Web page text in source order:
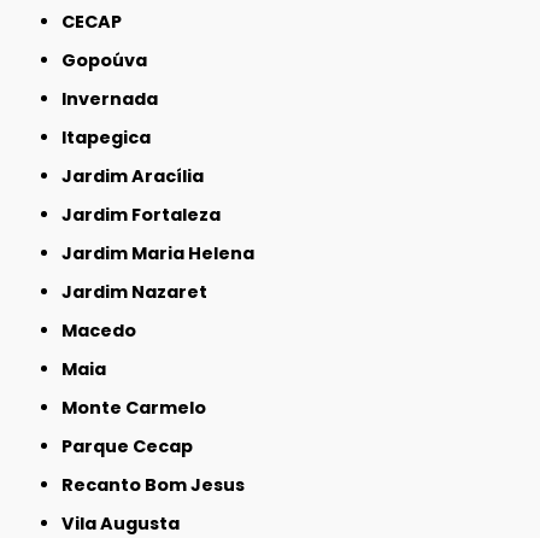
CECAP
Gopoúva
Invernada
Itapegica
Jardim Aracília
Jardim Fortaleza
Jardim Maria Helena
Jardim Nazaret
Macedo
Maia
Monte Carmelo
Parque Cecap
Recanto Bom Jesus
Vila Augusta